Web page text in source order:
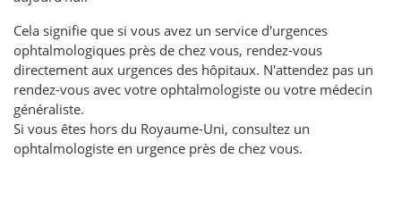
Cela signifie que si vous avez un service d'urgences
ophtalmologiques près de chez vous, rendez-vous
directement aux urgences des hôpitaux. N'attendez pas un
rendez-vous avec votre ophtalmologiste ou votre médecin
généraliste.
Si vous êtes hors du Royaume-Uni, consultez un
ophtalmologiste en urgence près de chez vous.